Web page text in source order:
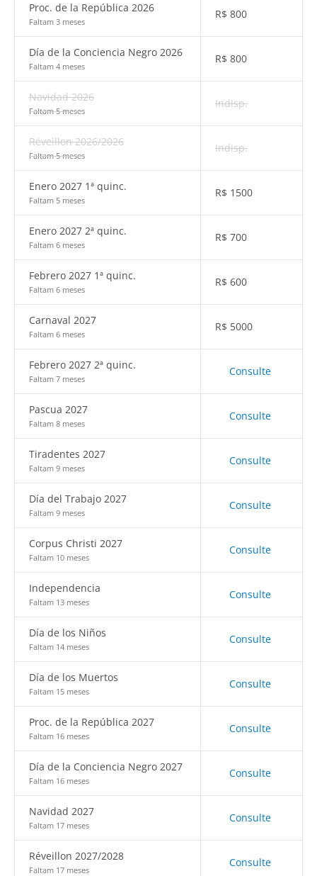
Proc. de la República 2026
Faltam 3 meses
R$ 800
Día de la Conciencia Negro 2026
Faltam 4 meses
R$ 800
Navidad 2026
Faltam 5 meses
Indisp.
Réveillon 2026/2026
Faltam 5 meses
Indisp.
Enero 2027 1ª quinc.
Faltam 5 meses
R$ 1500
Enero 2027 2ª quinc.
Faltam 6 meses
R$ 700
Febrero 2027 1ª quinc.
Faltam 6 meses
R$ 600
Carnaval 2027
Faltam 6 meses
R$ 5000
Febrero 2027 2ª quinc.
Faltam 7 meses
Consulte
Pascua 2027
Faltam 8 meses
Consulte
Tiradentes 2027
Faltam 9 meses
Consulte
Día del Trabajo 2027
Faltam 9 meses
Consulte
Corpus Christi 2027
Faltam 10 meses
Consulte
Independencia
Faltam 13 meses
Consulte
Día de los Niños
Faltam 14 meses
Consulte
Día de los Muertos
Faltam 15 meses
Consulte
Proc. de la República 2027
Faltam 16 meses
Consulte
Día de la Conciencia Negro 2027
Faltam 16 meses
Consulte
Navidad 2027
Faltam 17 meses
Consulte
Réveillon 2027/2028
Faltam 17 meses
Consulte